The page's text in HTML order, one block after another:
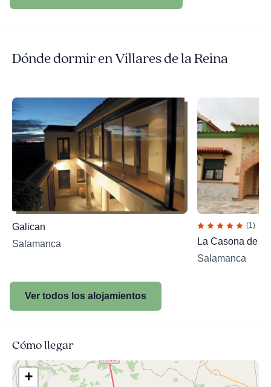
Dónde dormir en Villares de la Reina
Galican
Salamanca
(1)
La Casona de
Salamanca
Ver todos los alojamientos
Cómo llegar
+